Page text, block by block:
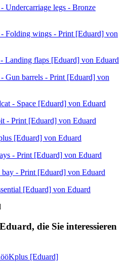
Undercarriage legs - Bronze
Folding wings - Print [Eduard] von
Landing flaps [Eduard] von Eduard
Gun barrels - Print [Eduard] von
- Space [Eduard] von Eduard
- Print [Eduard] von Eduard
[Eduard] von Eduard
- Print [Eduard] von Eduard
- Print [Eduard] von Eduard
[Eduard] von Eduard
die Sie interessieren